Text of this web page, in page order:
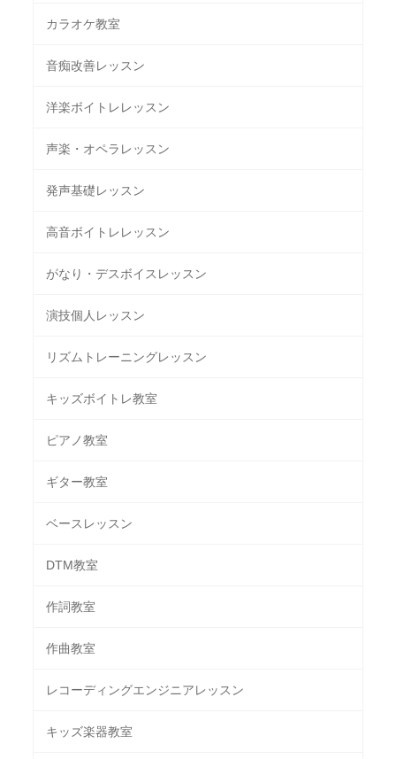
カラオケ教室
音痴改善レッスン
洋楽ボイトレレッスン
声楽・オペラレッスン
発声基礎レッスン
高音ボイトレレッスン
がなり・デスボイスレッスン
演技個人レッスン
リズムトレーニングレッスン
キッズボイトレ教室
ピアノ教室
ギター教室
ベースレッスン
DTM教室
作詞教室
作曲教室
レコーディングエンジニアレッスン
キッズ楽器教室